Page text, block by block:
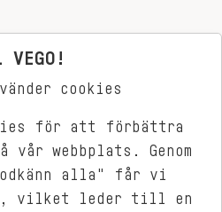
VEGO!
cookies
för att förbättra
vår webbplats. Genom
alla" får vi
vilket leder till en